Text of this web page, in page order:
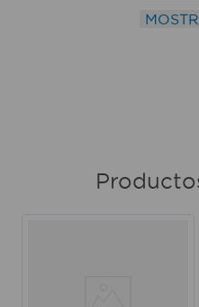
practicidad y
referenciales. Medidas